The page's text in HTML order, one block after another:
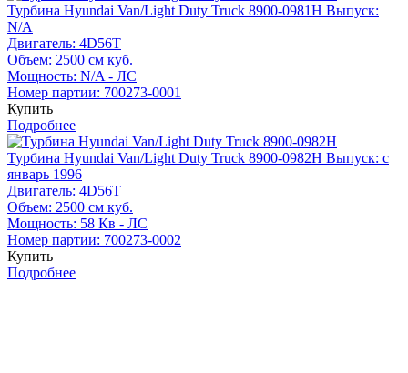
Турбина Hyundai Van/Light Duty Truck 8900-0981H Выпуск:
N/A
Двигатель: 4D56T
Объем: 2500 см куб.
Мощность: N/A - ЛС
Номер партии: 700273-0001
Купить
Подробнее
Турбина Hyundai Van/Light Duty Truck 8900-0982H Выпуск: с
январь 1996
Двигатель: 4D56T
Объем: 2500 см куб.
Мощность: 58 Кв - ЛС
Номер партии: 700273-0002
Купить
Подробнее